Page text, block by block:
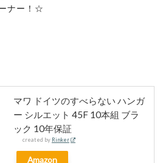
ナー！☆
マワ ドイツのすべらない ハンガ
ー シルエット 45F 10本組 ブラ
ック 10年保証
created by Rinker
Amazon